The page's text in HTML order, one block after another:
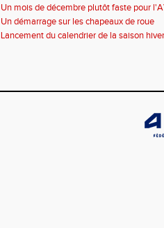
Un mois de décembre plutôt faste pour
Un démarrage sur les chapeaux de roue
Lancement du calendrier de la saison